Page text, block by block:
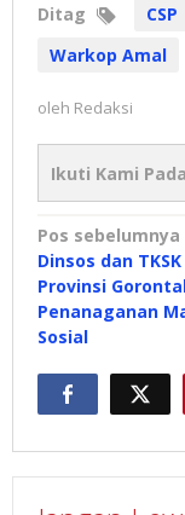
Ditag CSP
Warkop Amal
oleh Redaksi
Ikuti Kami Pada
Navigasi
pos
Pos sebelumnya
Dinsos dan
Provinsi
Penanaganan
Sosial